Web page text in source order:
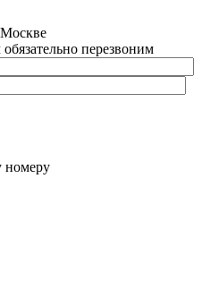
перезвоним
номеру